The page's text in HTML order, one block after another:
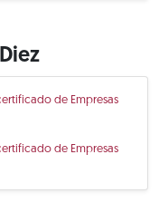
de Empresas
de Empresas